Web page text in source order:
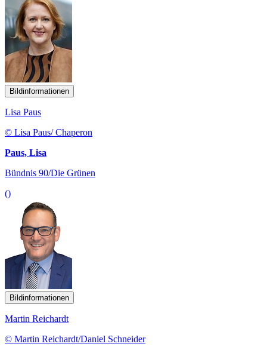
Bildinformationen
Lisa Paus
© Lisa Paus/ Chaperon
Paus, Lisa
Bündnis 90/Die Grünen
()
Bildinformationen
Martin Reichardt
© Martin Reichardt/Daniel Schneider